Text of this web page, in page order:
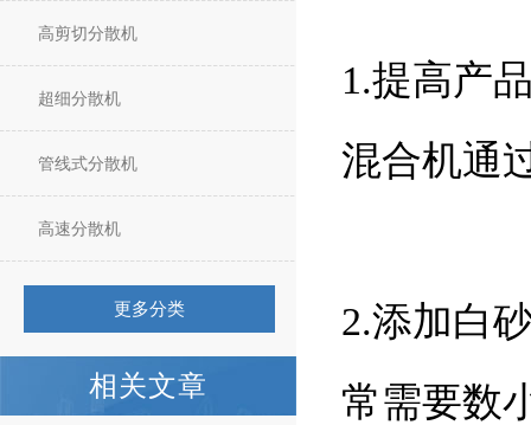
高剪切分散机
超细分散机
管线式分散机
高速分散机
更多分类
相关文章
1.提高产
混合机通
2.添加白
常需要数